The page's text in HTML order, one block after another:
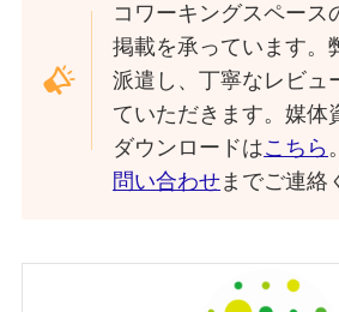
コワーキングスペース
掲載を承っています。
派遣し、丁寧なレビュ
ていただきます。媒体
ダウンロードはこちら
問い合わせまでご連絡